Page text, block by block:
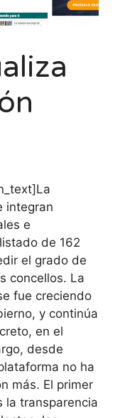
integran
e
de 162
el grado de
concellos. La
fue creciendo
y continúa
en el
desde
no ha
más. El primer
la transparencia